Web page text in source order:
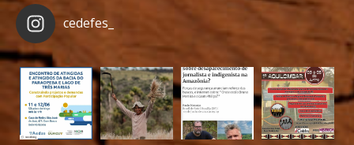
cedefes_